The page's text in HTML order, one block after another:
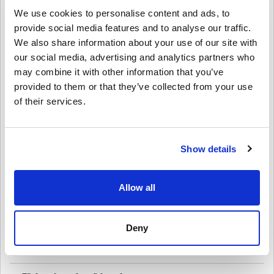
We use cookies to personalise content and ads, to
provide social media features and to analyse our traffic.
We also share information about your use of our site with
our social media, advertising and analytics partners who
may combine it with other information that you’ve
provided to them or that they’ve collected from your use
of their services.
Show details
Allow all
Deny
Francie?
1️⃣ Přihlaste se ke svému účtu PSN – přístup získáte přes konzoli
nebo webové stránky obchodu PlayStation Store.
2️⃣ Přejděte na „Uplatnit kódy“ – najdete ji v nabídce obchodu
3️⃣ Zadejte svůj digitální kód – zadejte 12místný kód, který jste
obdrželi po nákupu.
4️⃣ Užijte si své nové finanční prostředky – Okamžitě přidáno do
podmínek. Pořiďte si digitální klíč ke své PSN kartě 50 EUR –
ještě dnes!